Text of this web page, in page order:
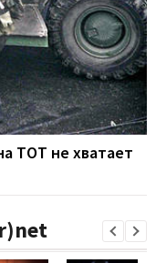
ТОТ не хватает